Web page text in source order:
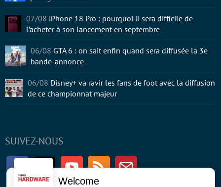
SUIVEZ-NOUS
FacebookTwitter Youtube RSS Newsletter
07/08 iPhone 18 Pro : pourquoi il sera difficile de
l’acheter à son lancement en septembre
06/08 GTA 6 : on sait enfin quand sera diffusée la 3e
bande-annonce
06/08 Disney+ va ravir les fans de foot avec la diffusion
de ce championnat majeur
Welcome